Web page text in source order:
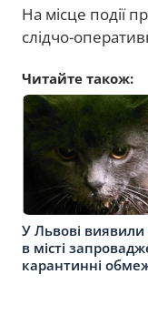
На місце події
слідчо-
Читайте також:
У Львові виявили
в місті
карантинні